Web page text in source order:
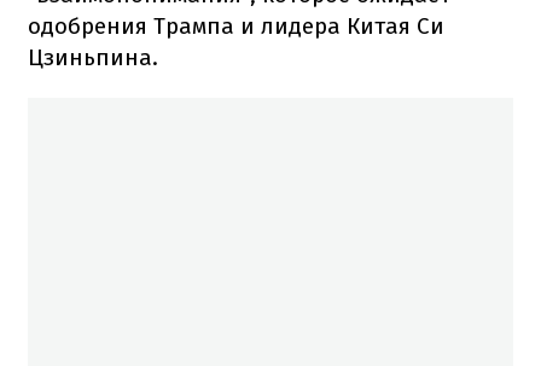
одобрения Трампа и лидера Китая Си
Цзиньпина.